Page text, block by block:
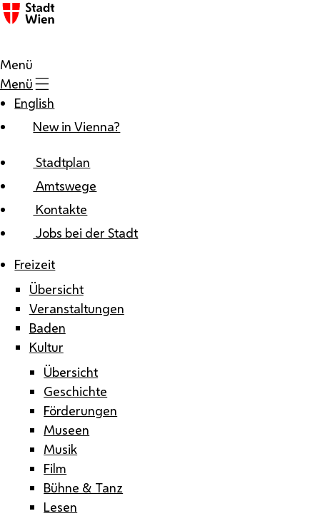
Zum Inhalt
Menü
Menü
English
New in Vienna?
Stadtplan
Amtswege
Kontakte
Jobs bei der Stadt
Freizeit
Übersicht
Veranstaltungen
Baden
Kultur
Übersicht
Geschichte
Förderungen
Museen
Musik
Film
Bühne & Tanz
Lesen